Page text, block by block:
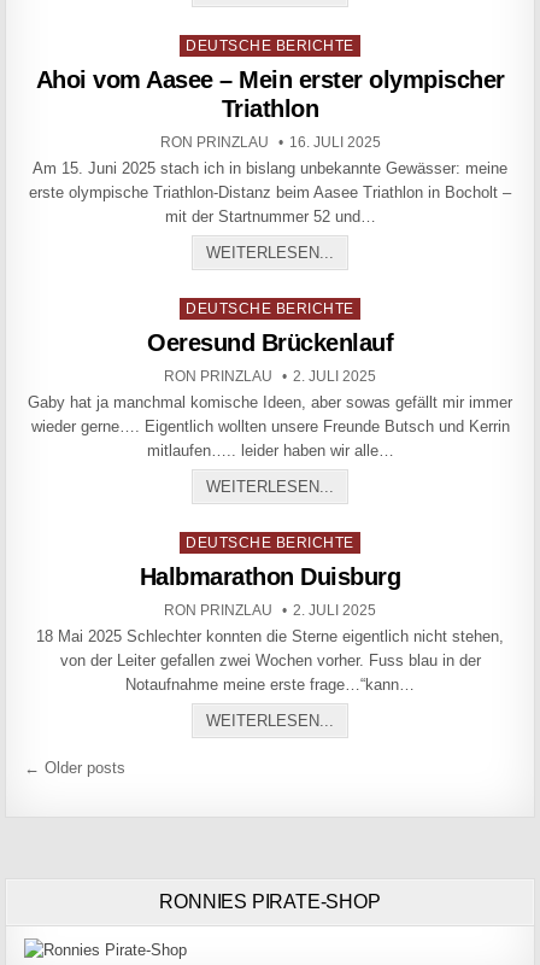
Posted in
DEUTSCHE BERICHTE
Ahoi vom Aasee – Mein erster olympischer
Triathlon
AUTHOR:
RON PRINZLAU PUBLISHED DATE:
16. JULI 2025
Am 15. Juni 2025 stach ich in bislang unbekannte Gewässer: meine
erste olympische Triathlon-Distanz beim Aasee Triathlon in Bocholt –
mit der Startnummer 52 und…
WEITERLESEN...
Posted in
DEUTSCHE BERICHTE
Oeresund Brückenlauf
AUTHOR:
RON PRINZLAU PUBLISHED DATE:
2. JULI 2025
Gaby hat ja manchmal komische Ideen, aber sowas gefällt mir immer
wieder gerne…. Eigentlich wollten unsere Freunde Butsch und Kerrin
mitlaufen….. leider haben wir alle…
WEITERLESEN...
Posted in
DEUTSCHE BERICHTE
Halbmarathon Duisburg
AUTHOR:
RON PRINZLAU PUBLISHED DATE:
2. JULI 2025
18 Mai 2025 Schlechter konnten die Sterne eigentlich nicht stehen,
von der Leiter gefallen zwei Wochen vorher. Fuss blau in der
Notaufnahme meine erste frage…“kann…
WEITERLESEN...
Beitragsnavigation
← Older posts
RONNIES PIRATE-SHOP